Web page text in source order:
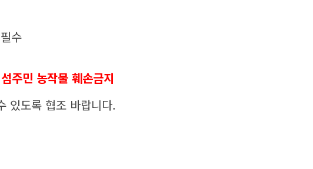
수
주민 농작물 훼손금지
있도록 협조 바랍니다.